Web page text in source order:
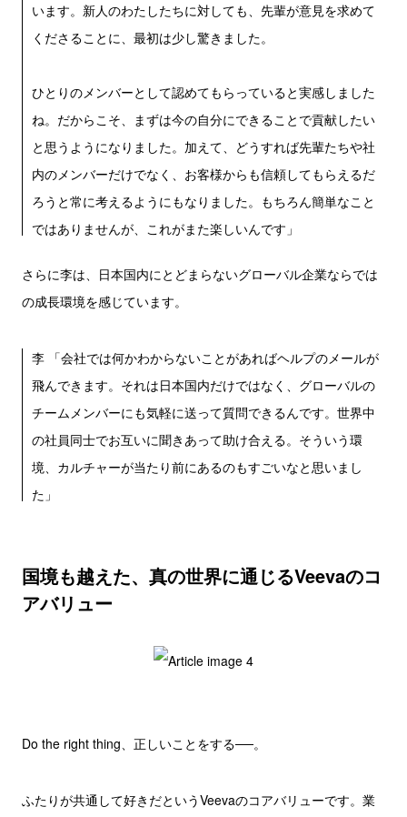
います。新人のわたしたちに対しても、先輩が意見を求めて
くださることに、最初は少し驚きました。
ひとりのメンバーとして認めてもらっていると実感しました
ね。だからこそ、まずは今の自分にできることで貢献したい
と思うようになりました。加えて、どうすれば先輩たちや社
内のメンバーだけでなく、お客様からも信頼してもらえるだ
ろうと常に考えるようにもなりました。もちろん簡単なこと
ではありませんが、これがまた楽しいんです」
さらに李は、日本国内にとどまらないグローバル企業ならでは
の成長環境を感じています。
李 「会社では何かわからないことがあればヘルプのメールが
飛んできます。それは日本国内だけではなく、グローバルの
チームメンバーにも気軽に送って質問できるんです。世界中
の社員同士でお互いに聞きあって助け合える。そういう環
境、カルチャーが当たり前にあるのもすごいなと思いまし
た」
国境も越えた、真の世界に通じるVeevaのコ
アバリュー
Do the right thing、正しいことをする──。
ふたりが共通して好きだというVeevaのコアバリューです。業